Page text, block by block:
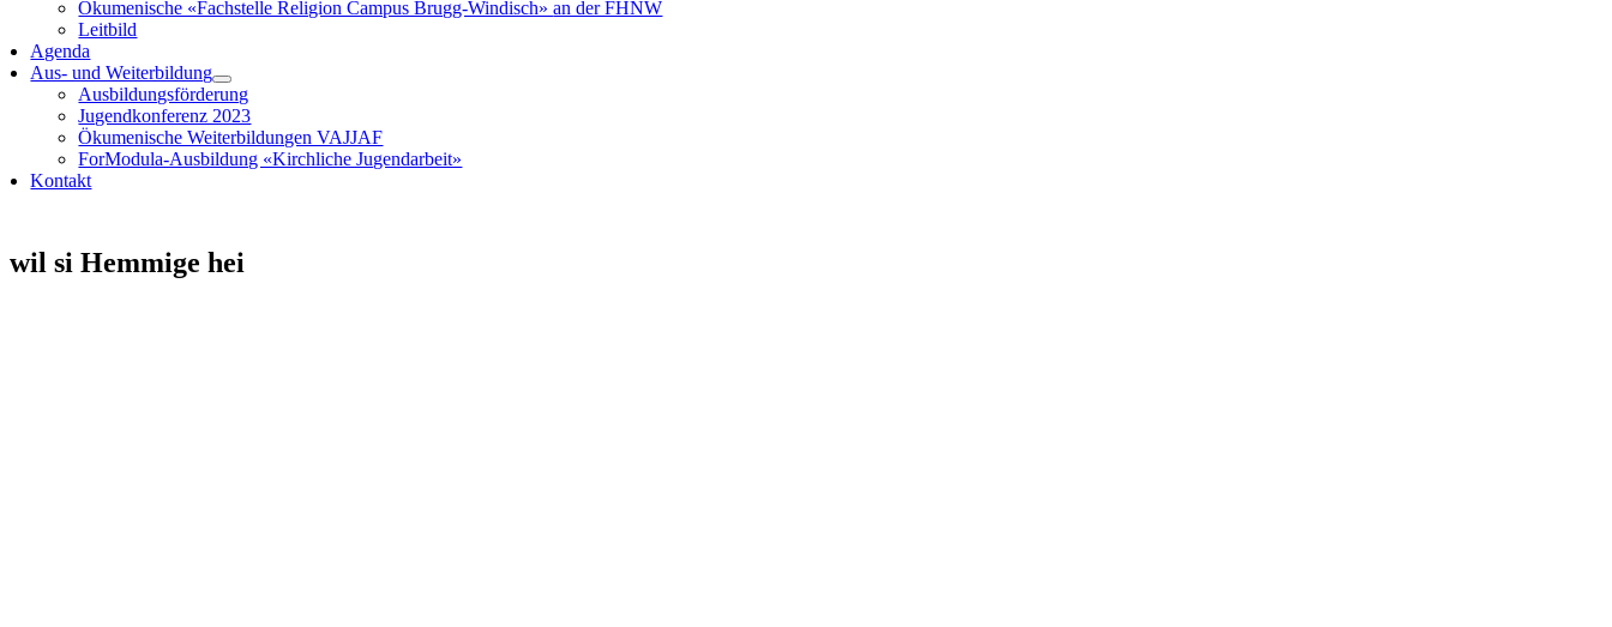
Ökumenische «Fachstelle Religion Campus Brugg-Windisch»an der FHNW
Leitbild
Agenda
Aus- und Weiterbildung
Ausbildungsförderung
Jugendkonferenz 2023
Ökumenische Weiterbildungen VAJJAF
ForModula-Ausbildung «Kirchliche Jugendarbeit»
Kontakt
wil si Hemmige hei